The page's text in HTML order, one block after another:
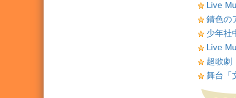
Live
錆色の
少年社
Live
超歌劇
舞台「